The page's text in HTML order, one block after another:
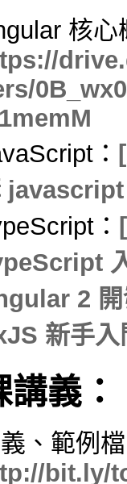
核心
：
javascript
：
2 開
新手入
講義：
、範例
bit.ly/